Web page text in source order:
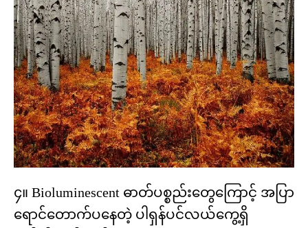
၄။ Bioluminescent ဓာတ်ပစ္စည်းတွေကြောင့် အပြာ
ရောင်တောက်ပနေတဲ့ ပါရှန်ပင်လယ်ကွေ့ရှိ